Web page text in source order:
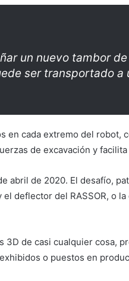
un nuevo tambor
ser transportado a
en cada extremo del
de excavación y facilita
abril de 2020. El desafío,
deflector del RASSOR, o
de casi cualquier cosa,
o puestos en